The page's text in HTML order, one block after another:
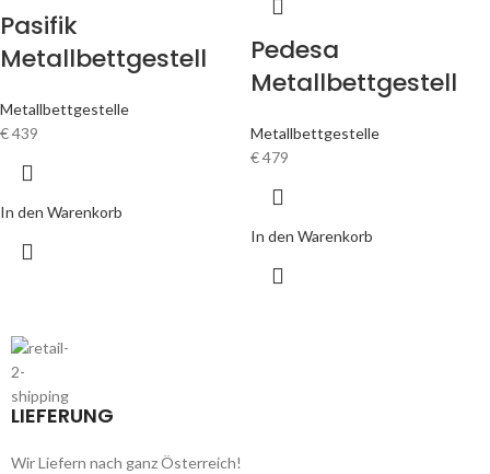
Pasifik
Metallbettgestell
Metallbettgestelle
€439
In den Warenkorb
Pedesa
Metallbettgestell
Metallbettgestelle
€479
In den Warenkorb
LIEFERUNG
Wir Liefern nach ganz Österreich!